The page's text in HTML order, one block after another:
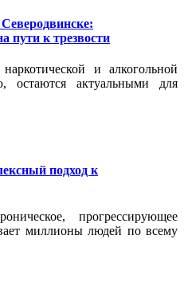
пути к трезвости
и алкогольной
остаются актуальными для
подход к
прогрессирующее
миллионы людей по всему